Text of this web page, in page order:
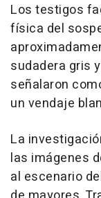
Los testigos
física del
sudadera gris
señalaron
un vendaje
La
las imágenes
al escenario